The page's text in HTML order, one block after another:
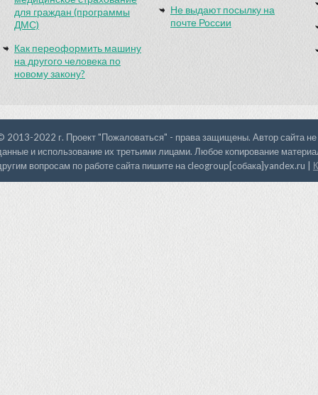
для граждан (программы
ДМС)
Как переоформить машину
на другого человека по
новому закону?
Не выдают посылку на
почте России
2013-2022 г. Проект "Пожаловаться" - права защищены. Автор сайта не
и использование их третьими лицами. Любое копирование
вопросам по работе сайта пишите на cleogroup[собака]yandex.ru |